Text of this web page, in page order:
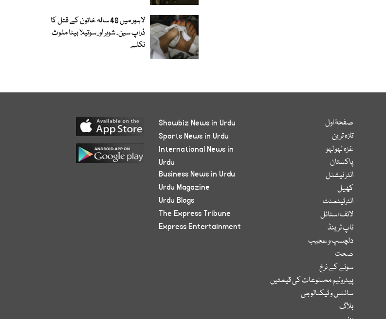
لاہور میں 40 سالہ خاتون کے قتل کا
ڈراپ سین، شوہر اور سوتیلا بیٹا ملوث
نکلے
صفحۂ اول
تازہ ترین
غزہ لہو لہو
پاکستان
انٹر نیشنل
کھیل
انٹرٹینمنٹ
لائف اسٹائل
ٹاپ ٹرینڈ
دلچسپ و عجیب
صحت
سونے کے نرخ
پیٹرولیم مصنوعات کی قیمتیں
سائنس و ٹیکنالوجی
بلاگ
Showbiz News in Urdu
Sports News in Urdu
International News in
Urdu
Business News in Urdu
Urdu Magazine
Urdu Blogs
The Express Tribune
Express Entertainment